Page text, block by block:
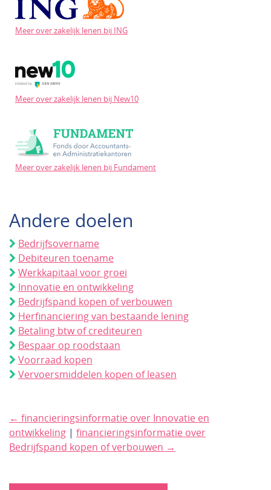
Meer over zakelijk lenen bij ING
Meer over zakelijk lenen bij New10
Meer over zakelijk lenen bij Fundament
Andere doelen
Bedrijfsovername
Debiteuren toename
Werkkapitaal voor groei
Innovatie en ontwikkeling
Bedrijfspand kopen of verbouwen
Herfinanciering van bestaande lening
Betaling btw of crediteuren
Bespaar op roodstaan
Voorraad kopen
Vervoersmiddelen kopen of leasen
← financieringsinformatie over Innovatie en
ontwikkeling | financieringsinformatie over
Bedrijfspand kopen of verbouwen →